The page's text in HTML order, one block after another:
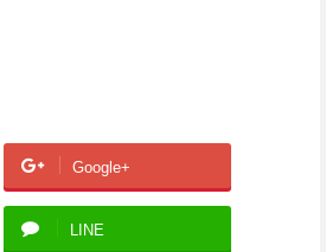
Google+
LINE